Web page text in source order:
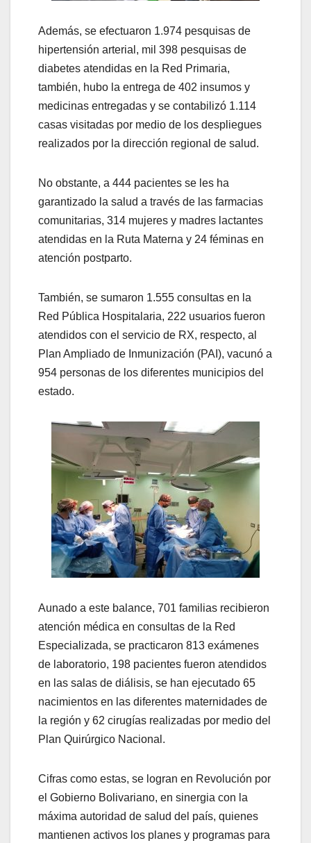
Además, se efectuaron 1.974 pesquisas de
hipertensión arterial, mil 398 pesquisas de
diabetes atendidas en la Red Primaria,
también, hubo la entrega de 402 insumos y
medicinas entregadas y se contabilizó 1.114
casas visitadas por medio de los despliegues
realizados por la dirección regional de salud.
No obstante, a 444 pacientes se les ha
garantizado la salud a través de las farmacias
comunitarias, 314 mujeres y madres lactantes
atendidas en la Ruta Materna y 24 féminas en
atención postparto.
También, se sumaron 1.555 consultas en la
Red Pública Hospitalaria, 222 usuarios fueron
atendidos con el servicio de RX, respecto, al
Plan Ampliado de Inmunización (PAI), vacunó a
954 personas de los diferentes municipios del
estado.
Aunado a este balance, 701 familias recibieron
atención médica en consultas de la Red
Especializada, se practicaron 813 exámenes
de laboratorio, 198 pacientes fueron atendidos
en las salas de diálisis, se han ejecutado 65
nacimientos en las diferentes maternidades de
la región y 62 cirugías realizadas por medio del
Plan Quirúrgico Nacional.
Cifras como estas, se logran en Revolución por
el Gobierno Bolivariano, en sinergia con la
máxima autoridad de salud del país, quienes
mantienen activos los planes y programas para